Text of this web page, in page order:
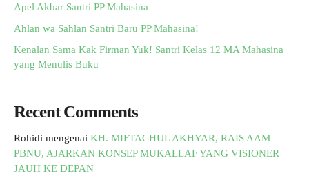
Apel Akbar Santri PP Mahasina
Ahlan wa Sahlan Santri Baru PP Mahasina!
Kenalan Sama Kak Firman Yuk! Santri Kelas 12 MA Mahasina
yang Menulis Buku
Recent Comments
Rohidi mengenai KH. MIFTACHUL AKHYAR, RAIS AAM
PBNU, AJARKAN KONSEP MUKALLAF YANG VISIONER
JAUH KE DEPAN